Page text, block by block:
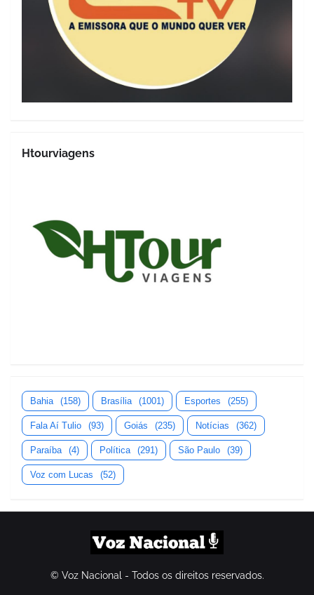
Htourviagens
Bahia (158) Brasília (1001) Esportes (255)
Fala Aí Tulio (93) Goiás (235) Notícias (362)
Paraíba (4) Política (291) São Paulo (39)
Voz com Lucas (52)
© Voz Nacional - Todos os direitos reservados.